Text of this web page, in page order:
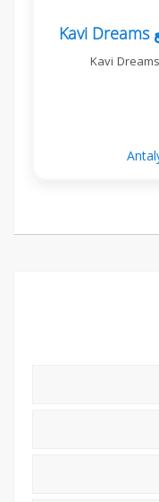
شقة غير مفروشة بنمط 1+1 في مجمع Kavi Dreams